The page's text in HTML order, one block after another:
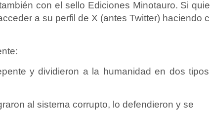
con el sello Ediciones Minotauro. Si
a su perfil de X (antes Twitter) haciendo
y dividieron a la humanidad en dos
al sistema corrupto, lo defendieron y se